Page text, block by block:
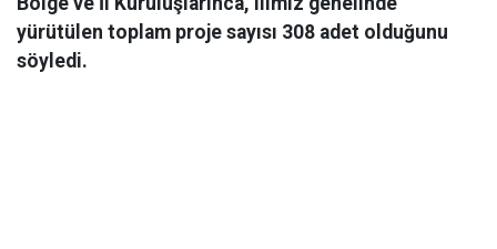
yürütülen toplam proje sayısı 308 adet olduğunu
söyledi.